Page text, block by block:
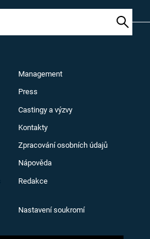
Management
Press
Castingy a výzvy
Kontakty
Zpracování osobních údajů
Nápověda
Redakce
Nastavení soukromí